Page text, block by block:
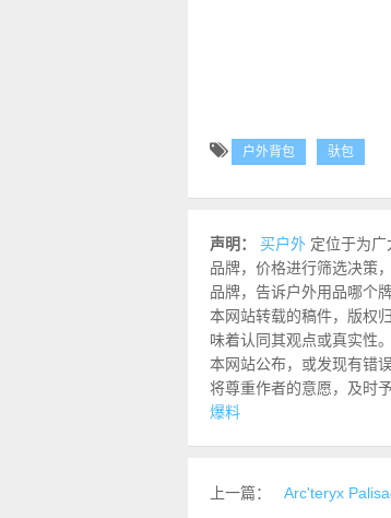
户外背包 驮包
声明： 买户外 定位于为
品牌，价格进行筛选决策
品牌，告诉户外用品哪个
本网站转载的稿件，版权
味着认同其观点或真实性
本网站公布，或发现有错
将尊重作者的意愿，及时
爆料
上一篇：
Arc'teryx